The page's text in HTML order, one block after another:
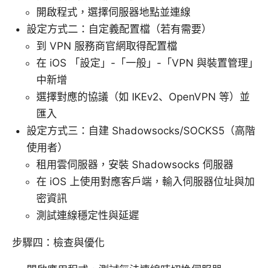
開啟程式，選擇伺服器地點並連線
設定方式二：自定義配置檔（若有需要）
到 VPN 服務商官網取得配置檔
在 iOS 「設定」-「一般」-「VPN 與裝置管理」
中新增
選擇對應的協議（如 IKEv2、OpenVPN 等）並
匯入
設定方式三：自建 Shadowsocks/SOCKS5（高階
使用者）
租用雲伺服器，安裝 Shadowsocks 伺服器
在 iOS 上使用對應客戶端，輸入伺服器位址與加
密資訊
測試連線穩定性與延遲
步驟四：檢查與優化